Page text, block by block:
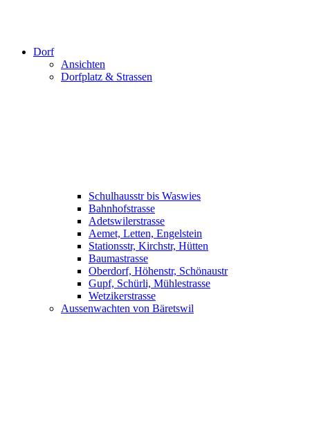
Dorf
Ansichten
Dorfplatz & Strassen
Schulhausstr bis Waswies
Bahnhofstrasse
Adetswilerstrasse
Aemet, Letten, Engelstein
Stationsstr, Kirchstr, Hütten
Baumastrasse
Oberdorf, Höhenstr, Schönaustr
Gupf, Schürli, Mühlestrasse
Wetzikerstrasse
Aussenwachten von Bäretswil